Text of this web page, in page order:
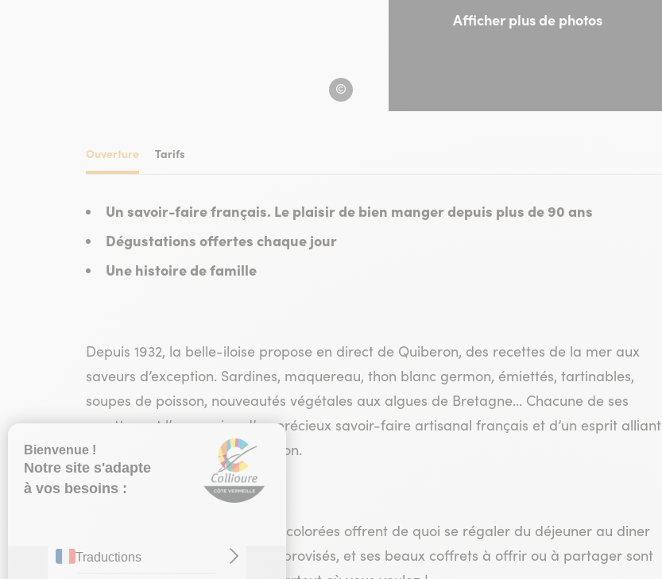
la belle iloise
Afficher plus de photos
Ouverture Tarifs
Un savoir-faire français. Le plaisir de bien manger depuis plus de 90 ans
Dégustations offertes chaque jour
Une histoire de famille
Depuis 1932, la belle-iloise propose en direct de Quiberon, des recettes de la mer aux
saveurs d’exception. Sardines, maquereau, thon blanc germon, émiettés, tartinables,
soupes de poisson, nouveautés végétales aux algues de Bretagne… Chacune de ses
recettes est l’expression d’un précieux savoir-faire artisanal français et d’un esprit alliant
exigence, créativité et innovation.
C’est ainsi que ses jolies boîtes colorées offrent de quoi se régaler du déjeuner au diner
en passant par les apéritifs improvisés, et ses beaux coffrets à offrir ou à partager sont